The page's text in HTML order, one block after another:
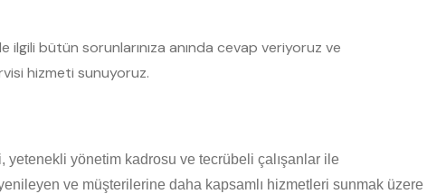
ilgili bütün sorunlarınıza anında cevap veriyoruz ve
hizmeti sunuyoruz.
yetenekli yönetim kadrosu ve tecrübeli çalışanlar ile
ve müşterilerine daha kapsamlı hizmetleri sunmak üzere